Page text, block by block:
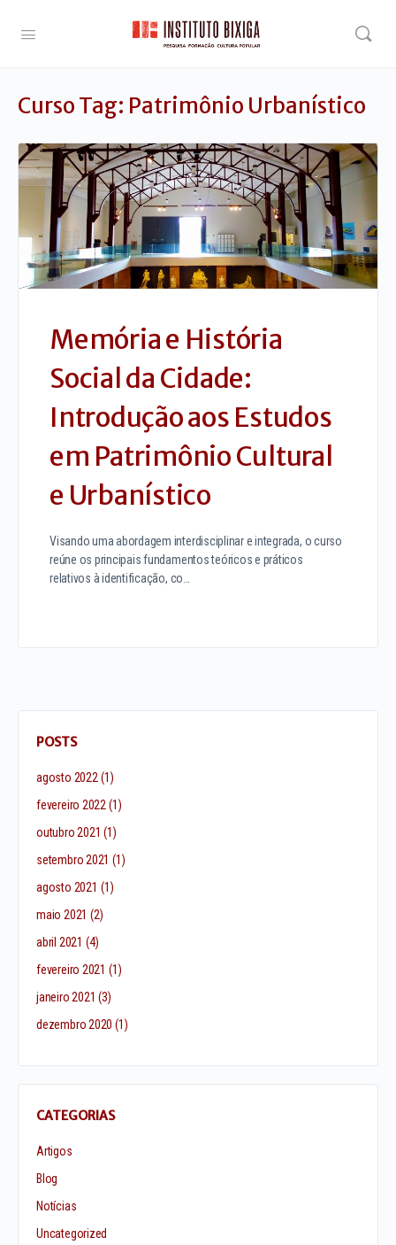
Curso Tag: Patrimônio Urbanístico
Memória e História
Social da Cidade:
Introdução aos Estudos
em Patrimônio Cultural
e Urbanístico
Visando uma abordagem interdisciplinar e integrada, o curso
reúne os principais fundamentos teóricos e práticos
relativos à identificação, co…
POSTS
agosto 2022(1)
fevereiro 2022(1)
outubro 2021 (1)
setembro 2021 (1)
agosto 2021 (1)
maio 2021 (2)
abril 2021 (4)
fevereiro 2021 (1)
janeiro 2021 (3)
dezembro 2020 (1)
CATEGORIAS
Artigos
Blog
Notícias
Uncategorized